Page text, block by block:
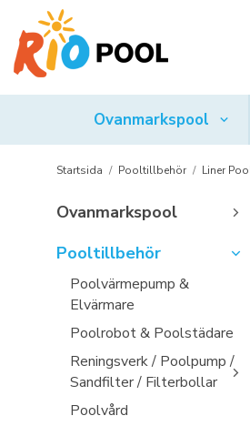
Ovanmarkspool
Startsida / Pooltillbehör / Liner
Ovanmarkspool
Pooltillbehör
Poolvärmepump &
Elvärmare
Poolrobot & Poolstädare
Reningsverk / Poolpump /
Sandfilter / Filterbollar
Poolvård